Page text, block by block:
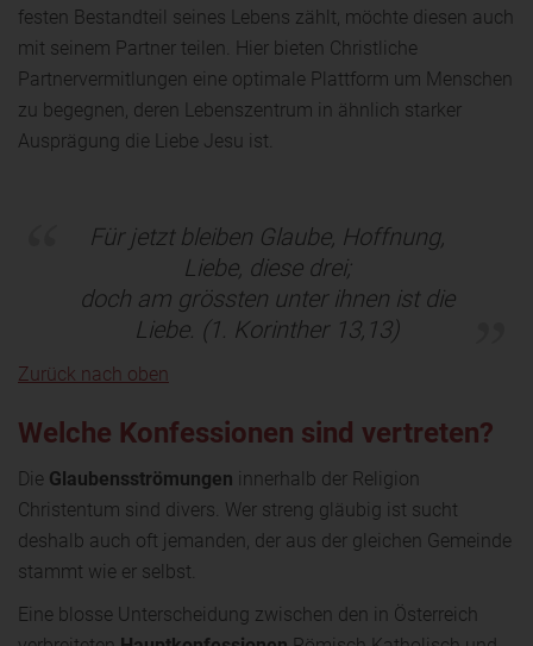
festen Bestandteil seines Lebens zählt, möchte diesen auch
mit seinem Partner teilen. Hier bieten Christliche
Partnervermitlungen eine optimale Plattform um Menschen
zu begegnen, deren Lebenszentrum in ähnlich starker
Ausprägung die Liebe Jesu ist.
Für jetzt bleiben Glaube, Hoffnung,
Liebe, diese drei;
doch am grössten unter ihnen ist die
Liebe. (1. Korinther 13,13)
Zurück nach oben
Welche Konfessionen sind vertreten?
Die Glaubensströmungen innerhalb der Religion
Christentum sind divers. Wer streng gläubig ist sucht
deshalb auch oft jemanden, der aus der gleichen Gemeinde
stammt wie er selbst.
Eine blosse Unterscheidung zwischen den in Österreich